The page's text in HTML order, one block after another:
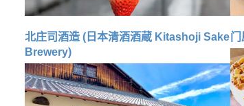
北庄司酒造 (日本清酒酒蔵 Kitashoji Sake
Brewery)